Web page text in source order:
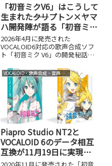
「初音ミクV6」はこうして
生まれた――クリプトン×ヤマ
ハ開発陣が語る「初音ミク
らしさ」をAIで実現するま
で
2026年4月に発売された
VOCALOID6対応の歌声合成ソフ
ト「初音ミク V6」の開発秘話
にインタビュー。「初音ミクらし
さ」をAIで再現する学習データや
パラメータ調整、Softボイスバン
ク誕生の舞台裏まで詳しく聞きま
した。
VOCALOID・歌声合成・音声合成
Piapro Studio NT2と
VOCALOID 6のデータ相互
互換が11月19日に実現。
鏡音リン・レンNTリリー
2020年11月に発売された「初音